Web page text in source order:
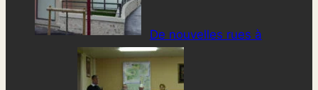
De nouvelles rues à